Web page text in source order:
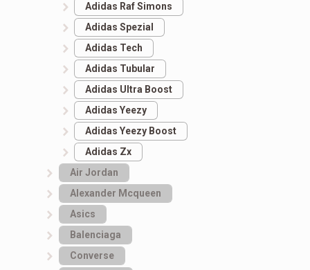
Adidas Raf Simons
Adidas Spezial
Adidas Tech
Adidas Tubular
Adidas Ultra Boost
Adidas Yeezy
Adidas Yeezy Boost
Adidas Zx
Air Jordan
Alexander Mcqueen
Asics
Balenciaga
Converse